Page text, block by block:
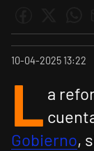
10-04-2025 13:22
L a
Gobierno,